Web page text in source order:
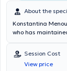
About the
Konstantina
who has
Kapodistrian
Music, Mind and
Session Cost
View price